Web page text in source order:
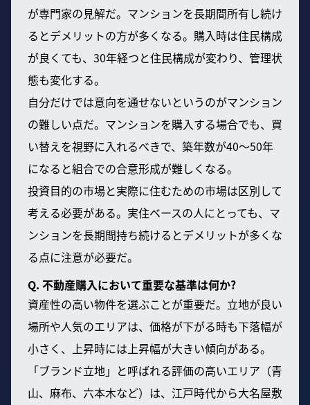
が専門家の見解だ。マンションを長期間所有し続け
るとデメリットの方が多くなる。購入時は住民構成
が良くても、30年経つと住民構成が変わり、管理状
態も変化する。
自分だけでは意向を通せないというのがマンション
の難しい点だ。マンションを購入する場合でも、買
い替えを視野に入れるべきで、築年数が40〜50年
になると組合での合意形成が難しくなる。
投資目的の市場と実際に住むための市場は区別して
考える必要がある。実住ベースの人にとっても、マ
ンションを長期間持ち続けるとデメリットが多くな
る点に注意が必要だ。
Q. 不動産購入において重要な基準は何か?
資産性の高い物件を選ぶことが重要だ。立地が良い
場所や人気のエリアは、価格が下がる時も下落幅が
小さく、上昇時には上昇幅が大きい傾向がある。
「ブランド立地」と呼ばれる評価の高いエリア（青
山、麻布、六本木など）は、江戸時代から大名屋敷